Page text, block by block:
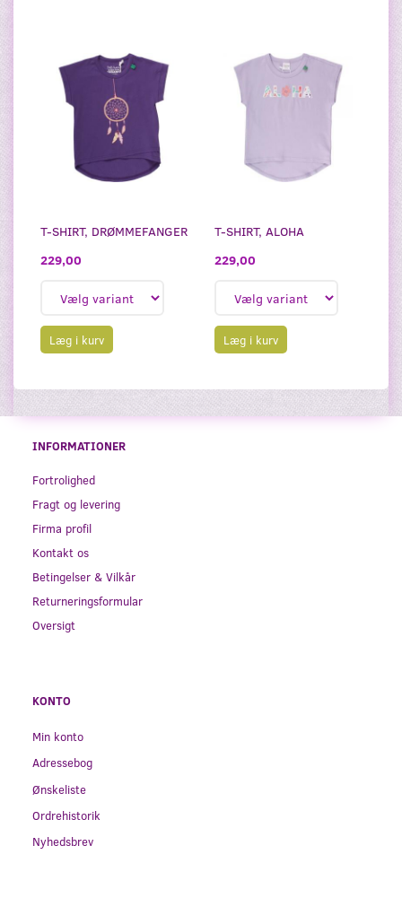
T-SHIRT, DRØMMEFANGER
229,00
Læg i kurv
T-SHIRT, ALOHA
229,00
Læg i kurv
INFORMATIONER
Fortrolighed
Fragt og levering
Firma profil
Kontakt os
Betingelser & Vilkår
Returneringsformular
Oversigt
KONTO
Min konto
Adressebog
Ønskeliste
Ordrehistorik
Nyhedsbrev